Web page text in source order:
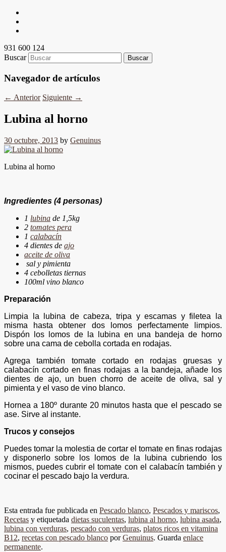
931 600 124
Buscar
Navegador de artículos
← Anterior Siguiente →
Lubina al horno
30 octubre, 2013 by Genuinus
Lubina al horno
Ingredientes (4 personas)
1 lubina de 1,5kg
2 tomates pera
1 calabacín
4 dientes de ajo
aceite de oliva
sal y pimienta
4 cebolletas tiernas
100ml vino blanco
Preparación
Limpia la lubina de cabeza, tripa y escamas y filetea la
misma hasta obtener dos lomos perfectamente limpios.
Dispón los lomos de la lubina en una bandeja de horno
sobre una cama de cebolla cortada en rodajas.
Agrega también tomate cortado en rodajas gruesas y
calabacín cortado en finas rodajas a la bandeja, añade los
dientes de ajo, un buen chorro de aceite de oliva, sal y
pimienta y el vaso de vino blanco.
Hornea a 180º durante 20 minutos hasta que el pescado se
ase. Sirve al instante.
Trucos y consejos
Puedes tomar la molestia de cortar el tomate en finas rodajas
y disponerlo sobre los lomos de la lubina cubriendo los
mismos, puedes cubrir el tomate con el calabacín también y
cocinar el pescado bajo la verdura.
Esta entrada fue publicada en Pescado blanco, Pescados y mariscos,
Recetas y etiquetada dietas suculentas, lubina al horno, lubina asada,
lubina con verduras, pescado con verduras, platos ricos en vitamina
B12, recetas con pescado blanco porGenuinus. Guarda enlace
permanente.